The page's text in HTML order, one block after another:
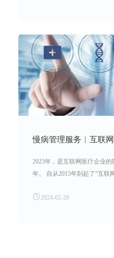
慢病管理服务︱互联
2023年，是互联网医疗企业
年。 自从2015年刮起了“互联
网医疗企业的热度不降反增
2024-02-20